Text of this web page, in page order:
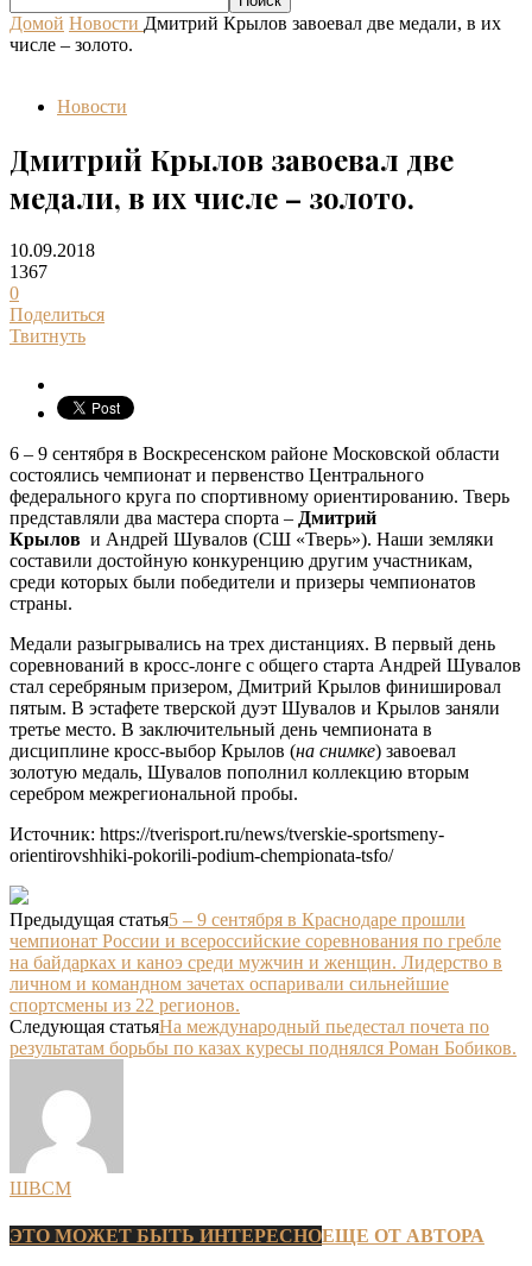
Домой Новости Дмитрий Крылов завоевал две медали, в их
числе – золото.
Новости
Дмитрий Крылов завоевал две
медали, в их числе – золото.
10.09.2018
1367
0
Поделиться
Твитнуть
6 – 9 сентября в Воскресенском районе Московской области
состоялись чемпионат и первенство Центрального
федерального круга по спортивному ориентированию. Тверь
представляли два мастера спорта – Дмитрий
Крылов и Андрей Шувалов (СШ «Тверь»). Наши земляки
составили достойную конкуренцию другим участникам,
среди которых были победители и призеры чемпионатов
страны.
Медали разыгрывались на трех дистанциях. В первый день
соревнований в кросс-лонге с общего старта Андрей Шувалов
стал серебряным призером, Дмитрий Крылов финишировал
пятым. В эстафете тверской дуэт Шувалов и Крылов заняли
третье место. В заключительный день чемпионата в
дисциплине кросс-выбор Крылов (на снимке) завоевал
золотую медаль, Шувалов пополнил коллекцию вторым
серебром межрегиональной пробы.
Источник: https://tverisport.ru/news/tverskie-sportsmeny-
orientirovshhiki-pokorili-podium-chempionata-tsfo/
Предыдущая статья5 – 9 сентября в Краснодаре прошли
чемпионат России и всероссийские соревнования по гребле
на байдарках и каноэ среди мужчин и женщин. Лидерство в
личном и командном зачетах оспаривали сильнейшие
спортсмены из 22 регионов.
Следующая статьяНа международный пьедестал почета по
результатам борьбы по казах куресы поднялся Роман Бобиков.
ШВСМ
ЭТО МОЖЕТ БЫТЬ ИНТЕРЕСНОЕЩЕ ОТ АВТОРА